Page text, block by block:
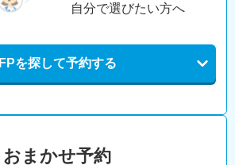
自分で選びたい方へ
FPを探して予約する
おまかせ予約